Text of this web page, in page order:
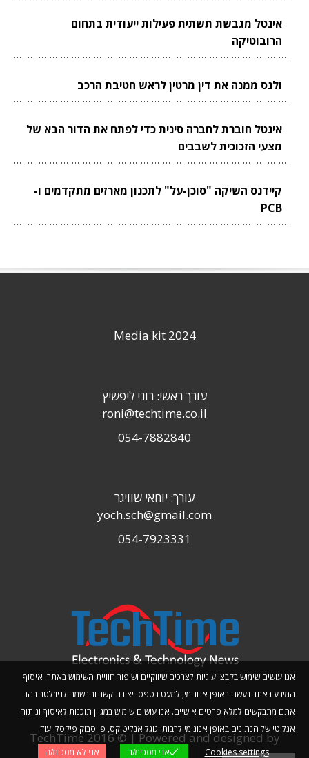
אינטל מגבשת תשתית פעילות ייעודית בתחום
הרובוטיקה
ולנס ממנה את דין מרטין לראש חטיבת הרכב
אינטל חוברת לחברה סינית כדי לפתח את הדור הבא של
מצעי הזכוכית לשבבים
קיידנס השיקה "סוכן-על" לתכנון מארזים מתקדמים ו-
PCB
אנו עושים שימוש בקבצי עוגיות לצרכים שיווקיים ושיפור חוויית השימוש באתר. איסוף
המידע באתר נעשה באופן אנונימי, למעט בטפסי יצירת קשר והרשמה לניוזלטר בהם
אתם מתבקשים למלא פרטים אישיים. אנו עושים שימוש במגוון תוכנות לאיסוף וניתוח
אנליטי של הנתונים באופן אנונימי לרבות: גוגל אנליטיקס, פייסבוק פיקסל ועוד.
Cookies settings
אני מסכימ/ה אני לא מסכימ/ה
Media kit 2024
עורך ראשי: רוני ליפשיץ
roni@techtime.co.il
054-7882840
עורך: יוחאי שוויגר
yoch.sch@gmail.com
054-7923331
TechTime 2016 © | Powered and designed by